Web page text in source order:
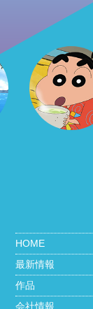
HOME
最新情報
作品
会社情報